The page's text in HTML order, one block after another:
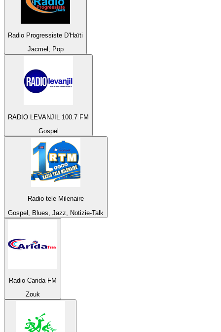
Radio Progressiste D'Haïti
Jacmel, Pop
RADIO LEVANJIL 100.7 FM
Gospel
Radio tele Milenaire
Gospel, Blues, Jazz, Notizie-Talk
Radio Carida FM
Zouk